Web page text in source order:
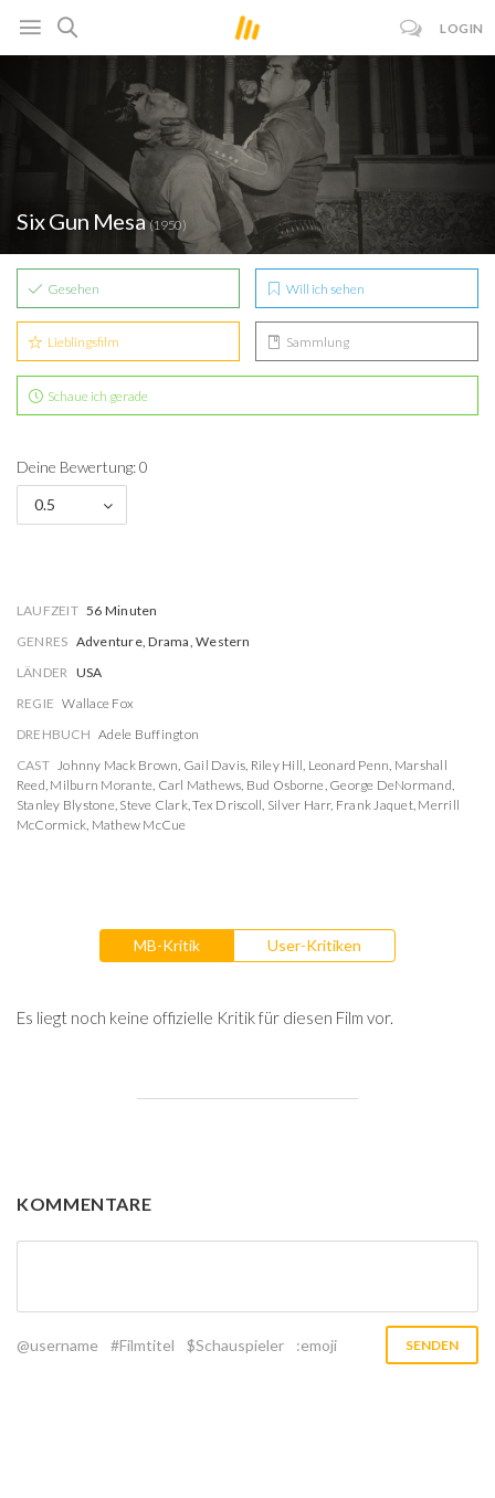
LOGIN
Six Gun Mesa(1950)
Gesehen Will ich sehen
Lieblingsfilm Sammlung
Schaue ich gerade
Deine Bewertung: 0
0.5
LAUFZEIT 56 Minuten
GENRES Adventure, Drama, Western
LÄNDER USA
REGIE Wallace Fox
DREHBUCH Adele Buffington
CAST Johnny Mack Brown, Gail Davis, Riley Hill, Leonard Penn, Marshall
Reed, Milburn Morante, Carl Mathews, Bud Osborne, George DeNormand,
Stanley Blystone, Steve Clark,Tex Driscoll, Silver Harr, Frank Jaquet, Merrill
McCormick, Mathew McCue
MB-Kritik User-Kritiken
Es liegt noch keine offizielle Kritik für diesen Film vor.
KOMMENTARE
@username #Filmtitel $Schauspieler :emoji